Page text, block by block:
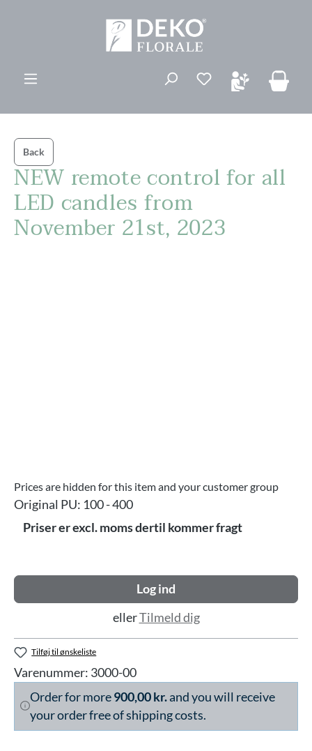
Du har 0
Back
NEW remote control for all
LED candles from
November 21st, 2023
Prices are hidden for this item and your customer group
Original PU: 100 - 400
Priser er excl. moms dertil kommer fragt
Log ind
ellerTilmeld dig
Tilføj til ønskeliste
Varenummer: 3000-00
Order for more900,00 kr.and you will receive
your order free of shipping costs.